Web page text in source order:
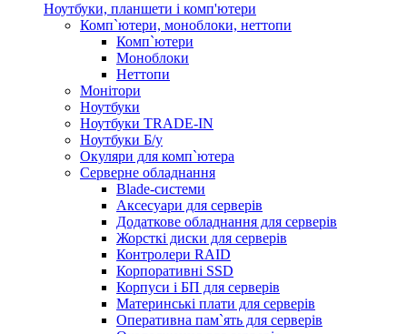
Ноутбуки, планшети і комп'ютери
Комп`ютери, моноблоки, неттопи
Комп`ютери
Моноблоки
Неттопи
Монітори
Ноутбуки
Ноутбуки TRADE-IN
Ноутбуки Б/у
Окуляри для комп`ютера
Серверне обладнання
Blade-системи
Аксесуари для серверів
Додаткове обладнання для серверів
Жорсткі диски для серверів
Контролери RAID
Корпоративні SSD
Корпуси і БП для серверів
Материнські плати для серверів
Оперативна пам`ять для серверів